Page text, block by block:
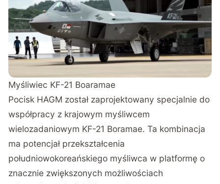
Myśliwiec KF-21 Boaramae
Pocisk HAGM został zaprojektowany specjalnie do
współpracy z krajowym myśliwcem
wielozadaniowym KF-21 Boramae. Ta kombinacja
ma potencjał przekształcenia
południowokoreańskiego myśliwca w platformę o
znacznie zwiększonych możliwościach